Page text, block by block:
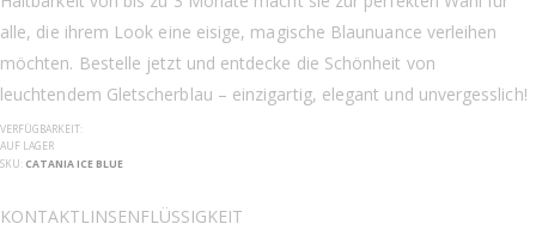
alle, die ihrem Look eine eisige, magische Blaunuance verleihen
möchten. Bestelle jetzt und entdecke die Schönheit von
leuchtendem Gletscherblau – einzigartig, elegant und unvergesslich!
VERFÜGBARKEIT:
AUF LAGER
SKU CATANIA ICE BLUE
KONTAKTLINSENFLÜSSIGKEIT